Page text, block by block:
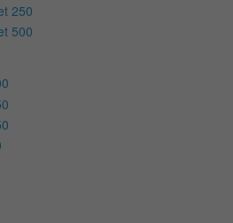
250
500